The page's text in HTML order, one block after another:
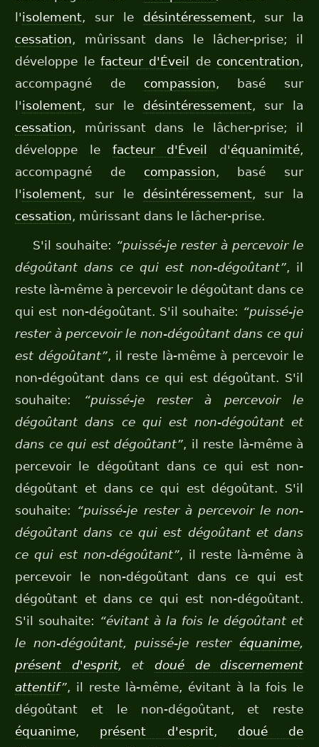
l'isolement, sur le désintéressement, sur la
cessation, mûrissant dans le lâcher-prise; il
développe lefacteur d'Éveil de concentration,
accompagné de compassion, basé sur
l'isolement, sur le désintéressement, sur la
cessation, mûrissant dans le lâcher-prise; il
développe le facteur d'Éveil d'équanimité,
accompagné de compassion, basé sur
l'isolement, sur le désintéressement, sur la
cessation, mûrissant dans le lâcher-prise.
S'il souhaite: “puissé-je rester à percevoir le
dégoûtant dans ce qui est non-dégoûtant”, il
reste là-même à percevoir le dégoûtant dans ce
qui est non-dégoûtant. S'il souhaite: “puissé-je
rester à percevoir le non-dégoûtant dans ce qui
est dégoûtant”, il reste là-même à percevoir le
non-dégoûtant dans ce qui est dégoûtant. S'il
souhaite:
“puissé-je rester à percevoir le
dégoûtant dans ce qui est non-dégoûtant et
dans ce qui est dégoûtant”, il reste là-même à
percevoir le dégoûtant dans ce qui est non-
dégoûtant et dans ce qui est dégoûtant. S'il
souhaite: “puissé-je rester à percevoir le non-
dégoûtant dans ce qui est dégoûtant et dans
ce qui est non-dégoûtant”, il reste là-même à
percevoir le non-dégoûtant dans ce qui est
dégoûtant et dans ce qui est non-dégoûtant.
S'il souhaite: “évitant à la fois le dégoûtant et
le non-dégoûtant, puissé-je resteréquanime,
présent d'esprit, etdoué de discernement
attentif”, il reste là-même, évitant à la fois le
dégoûtant et le non-dégoûtant, et reste
équanime, présent d'esprit, doué de